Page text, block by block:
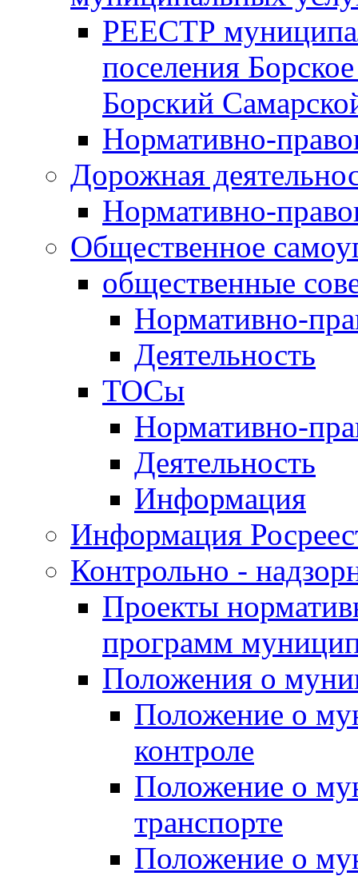
РЕЕСТР
поселения
Борский
Нормативно-
Дорожная
Нормативно-
Общественное
общественные
Нормативно-
Деятельность
ТОСы
Нормативно-
Деятельность
Информация
Информация
Контрольно -
Проекты
программ
Положения о
Положение о
контроле
Положение о
транспорте
Положение о